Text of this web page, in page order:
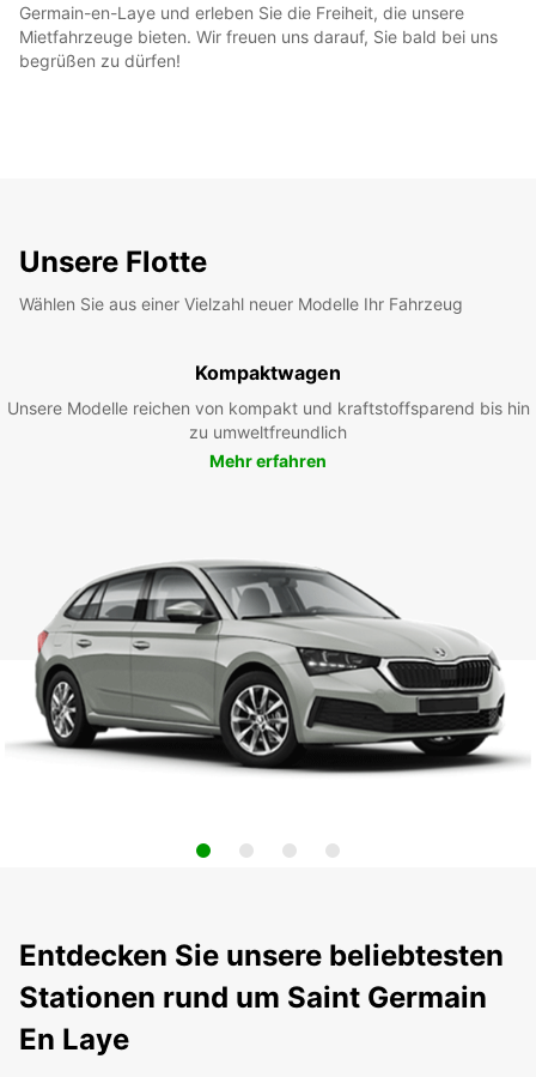
Germain-en-Laye und erleben Sie die Freiheit, die unsere
Mietfahrzeuge bieten. Wir freuen uns darauf, Sie bald bei uns
begrüßen zu dürfen!
Unsere Flotte
Wählen Sie aus einer Vielzahl neuer Modelle Ihr Fahrzeug
Kompaktwagen
Unsere Modelle reichen von kompakt und kraftstoffsparend bis hin
zu umweltfreundlich
Mehr erfahren
Entdecken Sie unsere beliebtesten
Stationen rund um Saint Germain
En Laye